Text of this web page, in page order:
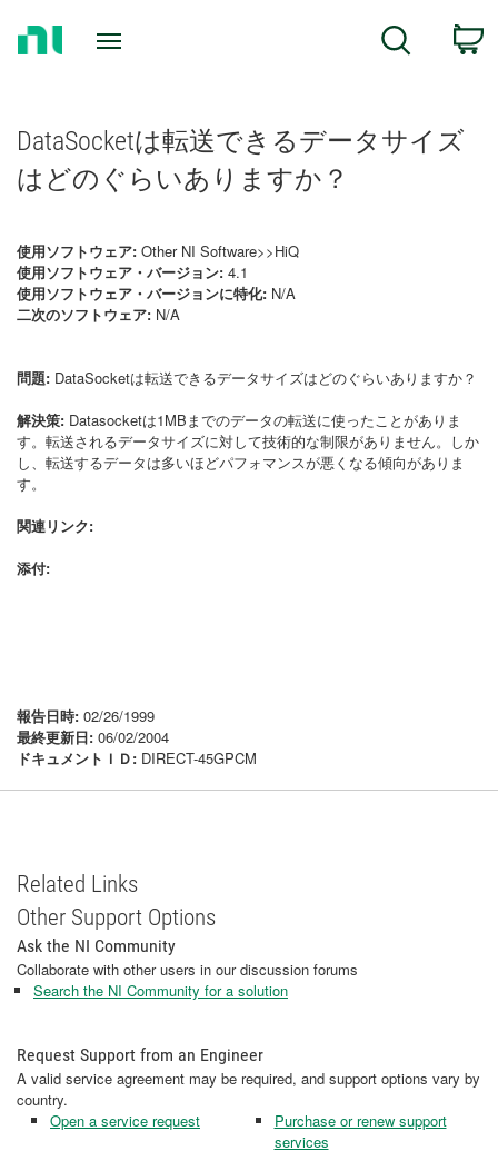
Search
DataSocketは転送できるデータサイズ
はどのぐらいありますか？
使用ソフトウェア: Other NI Software>>HiQ
使用ソフトウェア・バージョン: 4.1
使用ソフトウェア・バージョンに特化: N/A
二次のソフトウェア: N/A
問題: DataSocketは転送できるデータサイズはどのぐらいありますか？
解決策: Datasocketは1MBまでのデータの転送に使ったことがありま
す。転送されるデータサイズに対して技術的な制限がありません。しか
し、転送するデータは多いほどパフォマンスが悪くなる傾向がありま
す。
関連リンク:
添付:
報告日時: 02/26/1999
最終更新日: 06/02/2004
ドキュメントＩＤ: DIRECT-45GPCM
Related Links
Other Support Options
Ask the NI Community
Collaborate with other users in our discussion forums
Search the NI Community for a solution
Request Support from an Engineer
A valid service agreement may be required, and support options vary by
country.
Open a service request
Purchase or renew support
services